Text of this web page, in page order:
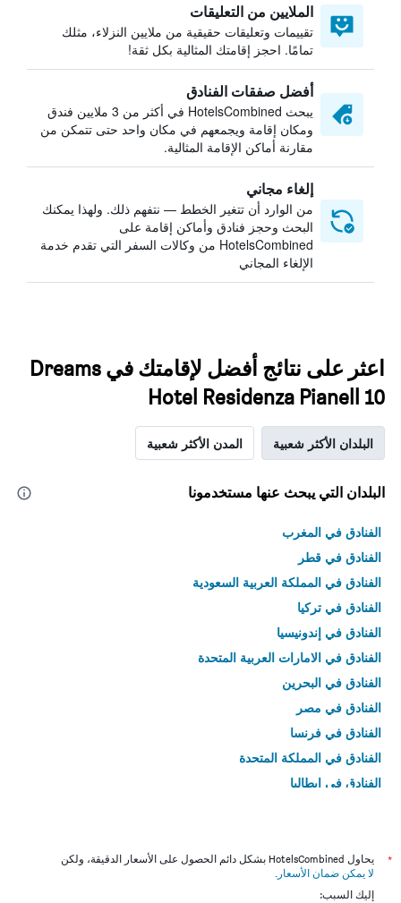
الملايين من التعليقات
تقييمات وتعليقات حقيقية من ملايين النزلاء، مثلك
تمامًا. احجز إقامتك المثالية بكل ثقة!
أفضل صفقات الفنادق
يبحث HotelsCombined في أكثر من 3 ملايين فندق
ومكان إقامة ويجمعهم في مكان واحد حتى تتمكن من
مقارنة أماكن الإقامة المثالية.
إلغاء مجاني
من الوارد أن تتغير الخطط — نتفهم ذلك. ولهذا يمكنك
البحث وحجز فنادق وأماكن إقامة على
HotelsCombined من وكالات السفر التي تقدم خدمة
الإلغاء المجاني
اعثر على نتائج أفضل لإقامتك في Dreams
Hotel Residenza Pianell 10
البلدان الأكثر شعبية المدن الأكثر شعبية
البلدان التي يبحث عنها مستخدمونا
الفنادق في المغرب
الفنادق في قطر
الفنادق في المملكة العربية السعودية
الفنادق في تركيا
الفنادق في إندونيسيا
الفنادق في الامارات العربية المتحدة
الفنادق في البحرين
الفنادق في مصر
الفنادق في فرنسا
الفنادق في المملكة المتحدة
الفنادق في إيطاليا
*
يحاول HotelsCombined بشكل دائم الحصول على الأسعار الدقيقة، ولكن
لا يمكن ضمان الأسعار .
إليك السبب: